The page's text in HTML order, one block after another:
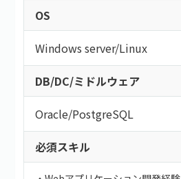
OS
Windows server/Linux
DB/DC/ミドルウェア
Oracle/PostgreSQL
必須スキル